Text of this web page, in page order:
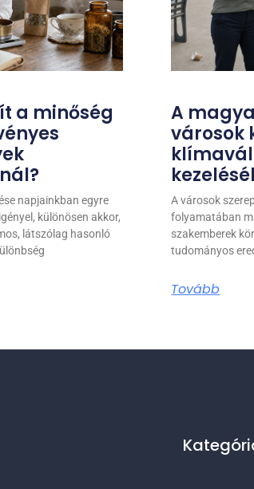
a minőség
napjainkban egyre
különösen akkor,
látszólag hasonló
A
városok
A városok
folyamatában
szakemberek
tudományos
Tovább